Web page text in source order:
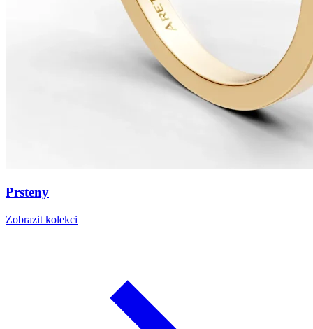
Prsteny
Zobrazit kolekci